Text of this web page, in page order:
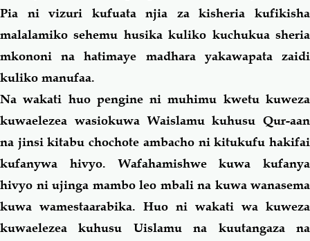
Pia ni vizuri kufuata njia za kisheria kufikisha
malalamiko sehemu husika kuliko kuchukua sheria
mkononi na hatimaye madhara yakawapata zaidi
kuliko manufaa.
Na wakati huo pengine ni muhimu kwetu kuweza
kuwaelezea wasiokuwa Waislamu kuhusu Qur-aan
na jinsi kitabu chochote ambacho ni kitukufu hakifai
kufanywa hivyo. Wafahamishwe kuwa kufanya
hivyo ni ujinga mambo leo mbali na kuwa wanasema
kuwa wamestaarabika. Huo ni wakati wa kuweza
kuwaelezea kuhusu Uislamu na kuutangaza na